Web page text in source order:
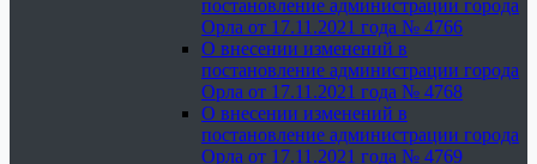
постановление администрации города
Орла от 17.11.2021 года № 4766
О внесении изменений в
постановление администрации города
Орла от 17.11.2021 года № 4768
О внесении изменений в
постановление администрации города
Орла от 17.11.2021 года № 4769